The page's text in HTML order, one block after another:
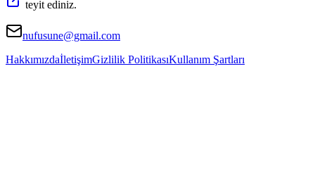
teyit ediniz.
nufusune@gmail.com
HakkımızdaİletişimGizlilik PolitikasıKullanım Şartları